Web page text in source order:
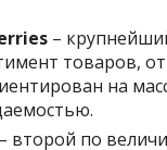
–
товаров,
на
– второй по